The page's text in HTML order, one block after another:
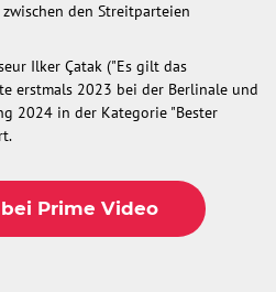
den Streitparteien
Ilker Çatak ("Es gilt das
erstmals 2023 bei der Berlinale und
2024 in der Kategorie "Bester
Prime Video